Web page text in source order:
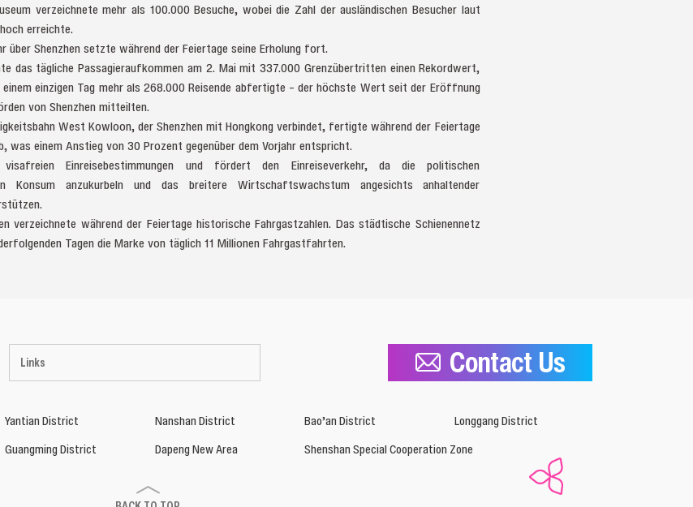
verzeichnete mehr als 100.000 Besuche, wobei die Zahl der ausländischen Besucher laut
erreichte.
über Shenzhen setzte während der Feiertage seine Erholung fort.
das tägliche Passagieraufkommen am 2. Mai mit 337.000 Grenzübertritten einen Rekordwert,
einem einzigen Tag mehr als 268.000 Reisende abfertigte – der höchste Wert seit der Eröffnung
von Shenzhen mitteilten.
West Kowloon, der Shenzhen mit Hongkong verbindet, fertigte während der Feiertage
was einem Anstieg von 30 Prozent gegenüber dem Vorjahr entspricht.
Einreisebestimmungen und fördert den Einreiseverkehr, da die politischen
Konsum anzukurbeln und das breitere Wirtschaftswachstum angesichts anhaltender
verzeichnete während der Feiertage historische Fahrgastzahlen. Das städtische Schienennetz
Tagen die Marke von täglich 11 Millionen Fahrgastfahrten.
Links Contact Us
Yantian District Nanshan District Bao’an District
Longgang District
Guangming District Dapeng New Area Shenshan Special Cooperation Zone